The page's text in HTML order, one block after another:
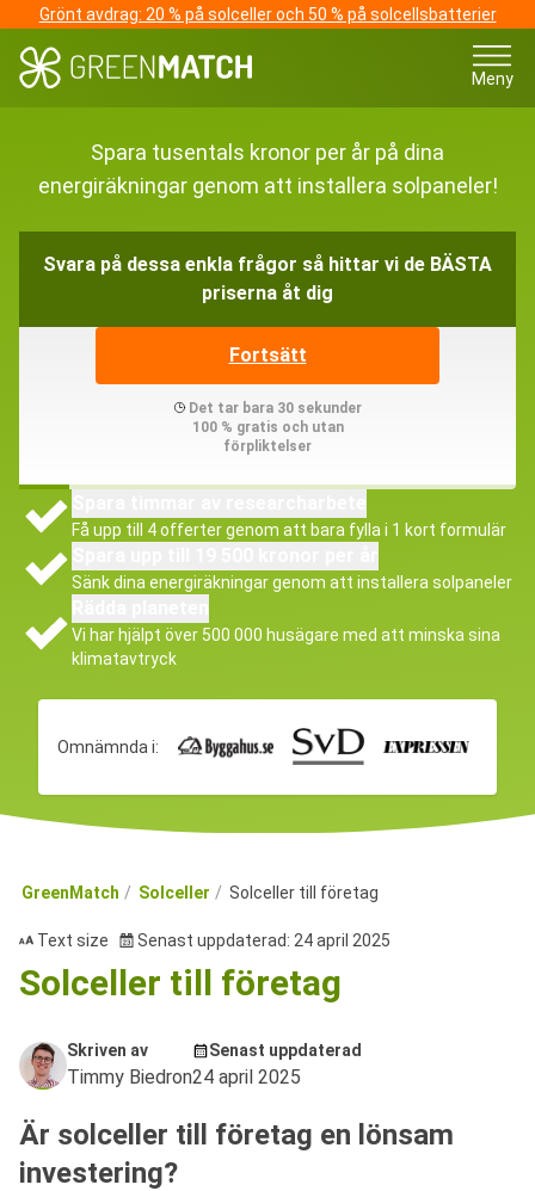
Grönt avdrag: 20 % på solceller och 50 % på solcellsbatterier
Meny
Spara tusentals kronor per år på dina
energiräkningar genom att installera solpaneler!
Svara på dessa enkla frågor så hittar vi de BÄSTA
priserna åt dig
Fortsätt
Det tar bara 30 sekunder
100 % gratis och utan
förpliktelser
Få upp till 4 offerter genom att bara fylla i 1 kort formulär
Sänk dina energiräkningar genom att installera solpaneler
Vi har hjälpt över 500 000 husägare med att minska sina
klimatavtryck
Omnämnda i:
GreenMatch Solceller Solceller till företag
Text size Senast uppdaterad: 24 april 2025
Solceller till företag
Skriven av
Timmy Biedron
Senast uppdaterad
24 april 2025
Är solceller till företag en lönsam
investering?